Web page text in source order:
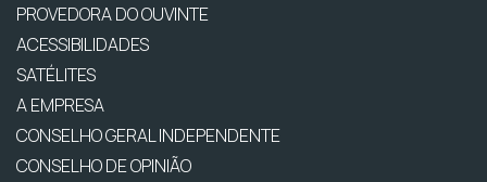
PROVEDORA DO OUVINTE
ACESSIBILIDADES
SATÉLITES
A EMPRESA
CONSELHO GERAL INDEPENDENTE
CONSELHO DE OPINIÃO